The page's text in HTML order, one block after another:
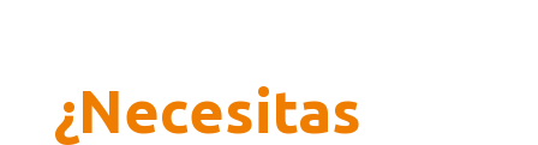
¿Necesitas